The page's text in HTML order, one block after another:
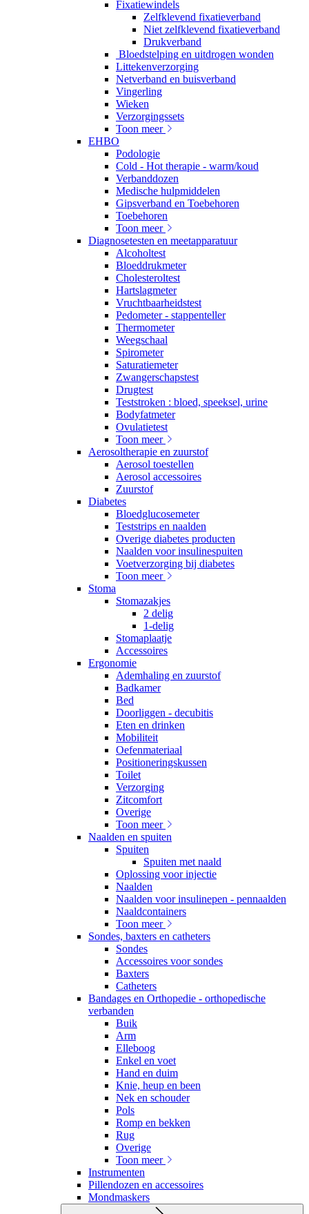
Fixatiewindels
Zelfklevend fixatieverband
Niet zelfklevend fixatieverband
Drukverband
Bloedstelping en uitdrogen wonden
Littekenverzorging
Netverband en buisverband
Vingerling
Wieken
Verzorgingssets
Toon meer
EHBO
Podologie
Cold - Hot therapie - warm/koud
Verbanddozen
Medische hulpmiddelen
Gipsverband en Toebehoren
Toebehoren
Toon meer
Diagnosetesten en meetapparatuur
Alcoholtest
Bloeddrukmeter
Cholesteroltest
Hartslagmeter
Vruchtbaarheidstest
Pedometer - stappenteller
Thermometer
Weegschaal
Spirometer
Saturatiemeter
Zwangerschapstest
Drugtest
Teststroken : bloed, speeksel, urine
Bodyfatmeter
Ovulatietest
Toon meer
Aerosoltherapie en zuurstof
Aerosol toestellen
Aerosol accessoires
Zuurstof
Diabetes
Bloedglucosemeter
Teststrips en naalden
Overige diabetes producten
Naalden voor insulinespuiten
Voetverzorging bij diabetes
Toon meer
Stoma
Stomazakjes
2 delig
1-delig
Stomaplaatje
Accessoires
Ergonomie
Ademhaling en zuurstof
Badkamer
Bed
Doorliggen - decubitis
Eten en drinken
Mobiliteit
Oefenmateriaal
Positioneringskussen
Toilet
Verzorging
Zitcomfort
Overige
Toon meer
Naalden en spuiten
Spuiten
Spuiten met naald
Oplossing voor injectie
Naalden
Naalden voor insulinepen - pennaalden
Naaldcontainers
Toon meer
Sondes, baxters en catheters
Sondes
Accessoires voor sondes
Baxters
Catheters
Bandages en Orthopedie - orthopedische
verbanden
Buik
Arm
Elleboog
Enkel en voet
Hand en duim
Knie, heup en been
Nek en schouder
Pols
Romp en bekken
Rug
Overige
Toon meer
Instrumenten
Pillendozen en accessoires
Mondmaskers